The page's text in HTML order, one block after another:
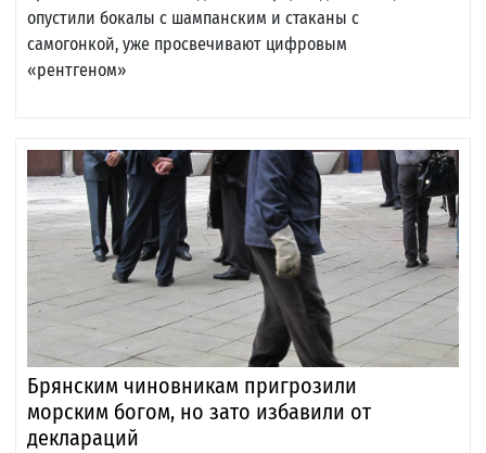
опустили бокалы с шампанским и стаканы с
самогонкой, уже просвечивают цифровым
«рентгеном»
Брянским чиновникам пригрозили
морским богом, но зато избавили от
деклараций